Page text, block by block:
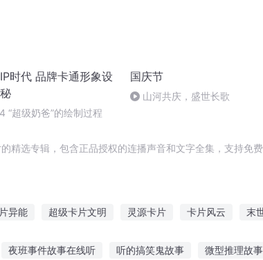
时代 品牌卡通形象设
“超级奶爸”的绘制过程
国庆节
山河共庆，盛世长歌
精选专辑，包含正品授权的连播声音和文字全集，支持免
异能 超级卡片文明 灵源卡片 卡片风云 末
夜班事件故事在线听 听的搞笑鬼故事 微型推理故